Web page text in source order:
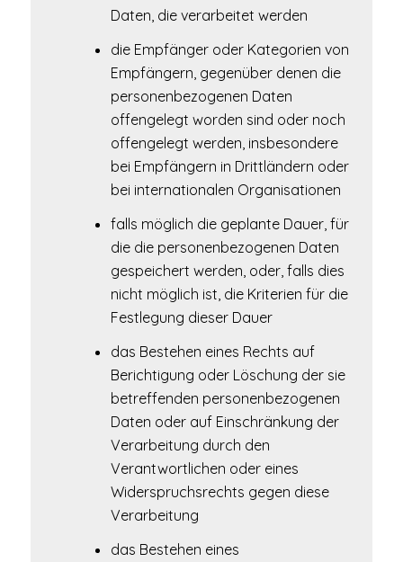
Daten, die verarbeitet werden
die Empfänger oder Kategorien von
Empfängern, gegenüber denen die
personenbezogenen Daten
offengelegt worden sind oder noch
offengelegt werden, insbesondere
bei Empfängern in Drittländern oder
bei internationalen Organisationen
falls möglich die geplante Dauer, für
die die personenbezogenen Daten
gespeichert werden, oder, falls dies
nicht möglich ist, die Kriterien für die
Festlegung dieser Dauer
das Bestehen eines Rechts auf
Berichtigung oder Löschung der sie
betreffenden personenbezogenen
Daten oder auf Einschränkung der
Verarbeitung durch den
Verantwortlichen oder eines
Widerspruchsrechts gegen diese
Verarbeitung
das Bestehen eines